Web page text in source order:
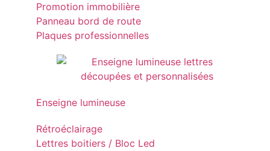
Promotion immobilière
Panneau bord de route
Plaques professionnelles
Enseigne lumineuse
Rétroéclairage
Lettres boitiers / Bloc Led